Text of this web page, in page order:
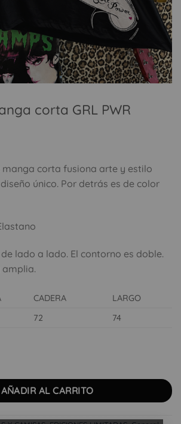
corta GRL PWR
manga corta fusiona arte y estilo
único. Por detrás es de color
lado a lado. El contorno es doble.
amplia.
CADERA
LARGO
72 74
AÑADIR AL CARRITO